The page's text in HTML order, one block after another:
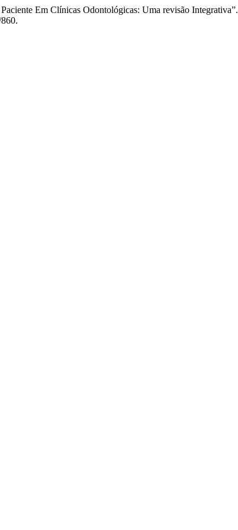
Em Clínicas Odontológicas: Uma revisão Integrativa”.